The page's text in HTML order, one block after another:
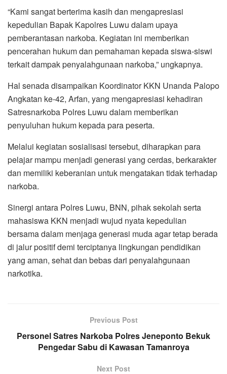
“Kami sangat berterima kasih dan mengapresiasi
kepedulian Bapak Kapolres Luwu dalam upaya
pemberantasan narkoba. Kegiatan ini memberikan
pencerahan hukum dan pemahaman kepada siswa-siswi
terkait dampak penyalahgunaan narkoba,” ungkapnya.
Hal senada disampaikan Koordinator KKN Unanda Palopo
Angkatan ke-42, Arfan, yang mengapresiasi kehadiran
Satresnarkoba Polres Luwu dalam memberikan
penyuluhan hukum kepada para peserta.
Melalui kegiatan sosialisasi tersebut, diharapkan para
pelajar mampu menjadi generasi yang cerdas, berkarakter
dan memiliki keberanian untuk mengatakan tidak terhadap
narkoba.
Sinergi antara Polres Luwu, BNN, pihak sekolah serta
mahasiswa KKN menjadi wujud nyata kepedulian
bersama dalam menjaga generasi muda agar tetap berada
di jalur positif demi terciptanya lingkungan pendidikan
yang aman, sehat dan bebas dari penyalahgunaan
narkotika.
Previous Post
Personel Satres Narkoba Polres Jeneponto Bekuk
Pengedar Sabu di Kawasan Tamanroya
Next Post